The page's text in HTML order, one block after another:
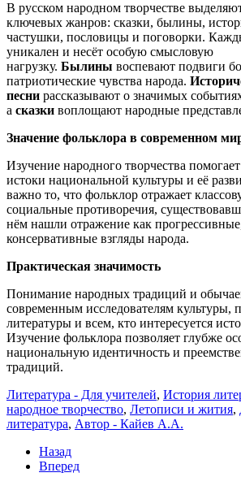
В русском народном творчестве
ключевых жанров: сказки, былины,
частушки, пословицы и поговорки.
уникален и несёт особую смысловую
нагрузку. Былины воспевают подвиги
патриотические чувства народа.
песни рассказывают о значимых
а сказки воплощают народные
Значение фольклора в современном
Изучение народного творчества
истоки национальной культуры и её
важно то, что фольклор отражает
социальные противоречия,
нём нашли отражение как
консервативные взгляды народа.
Практическая значимость
Понимание народных традиций и
современным исследователям культуры,
литературы и всем, кто интересуется
Изучение фольклора позволяет глубже
национальную идентичность и
традиций.
Литература - Для учителей, История
народное творчество, Летописи и жития,
литература, Автор - Кайeв A.A.
Назад
Вперед